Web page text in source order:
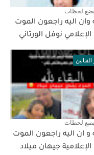
بضع لحظات
وان اليه راجعون الموت
نوفل الورتاني
الفنانين
بضع لحظات
و ان اليه راجعون الموت
جيهان ميلاد